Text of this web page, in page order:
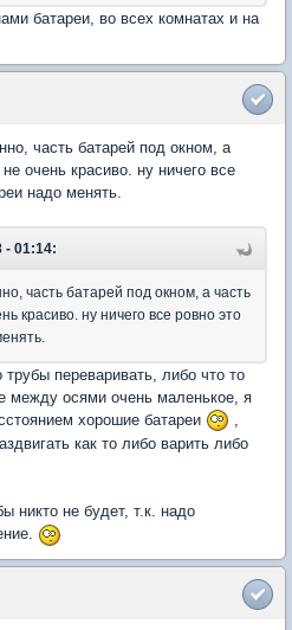
батареи, во всех комнатах и на
часть батарей под окном, а
очень красиво. ну ничего все
надо менять.
- 01:14:
часть батарей под окном, а часть
красиво. ну ничего все ровно это
переваривать, либо что то
между осями очень маленькое, я
хорошие батареи
как то либо варить либо
никто не будет, т.к. надо